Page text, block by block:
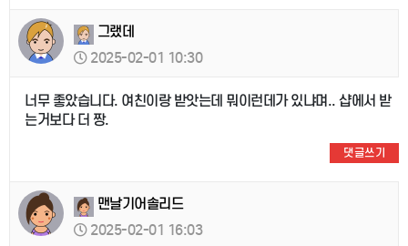
그랬데
2025-02-01 10:30
너무 좋았습니다. 여친이랑 받앗는데 뭐이런데가 있냐며.. 샵에서 받
는거보다 더 짱.
댓글쓰기
맨날기어솔리드
2025-02-01 16:03